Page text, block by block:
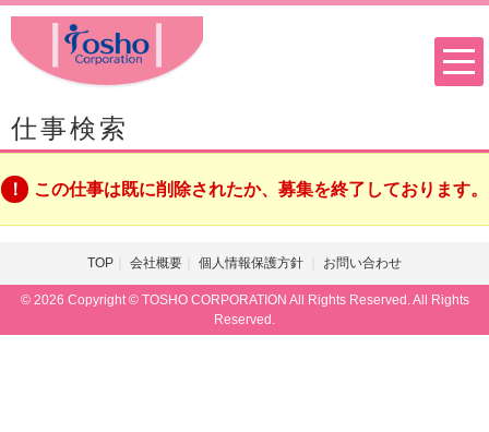
仕事検索
この仕事は既に削除されたか、募集を終了しております。
TOP 会社概要 個人情報保護方針 お問い合わせ
© 2026 Copyright © TOSHO CORPORATION All Rights Reserved. All Rights
Reserved.